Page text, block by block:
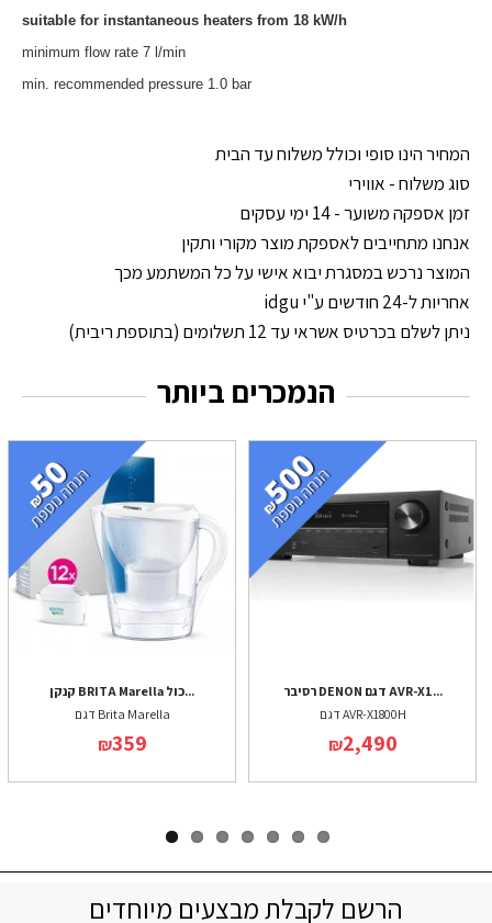
suitable for instantaneous heaters from 18 kW/h
minimum flow rate 7 l/min
min. recommended pressure 1.0 bar
המחיר הינו סופי וכולל משלוח עד הבית
סוג משלוח - אווירי
זמן אספקה משוער - 14 ימי עסקים
אנחנו מתחייבים לאספקת מוצר מקורי ותקין
המוצר נרכש במסגרת יבוא אישי על כל המשתמע מכך
אחריות ל-24 חודשים ע"י idgu
ניתן לשלם בכרטיס אשראי עד 12 תשלומים (בתוספת ריבית)
הנמכרים ביותר
קנקן BRITA Marella כול...
דגם Brita Marella
₪359
רסיבר DENON דגם AVR-X1...
דגם AVR-X1800H
₪2,490
הרשם לקבלת מבצעים מיוחדים